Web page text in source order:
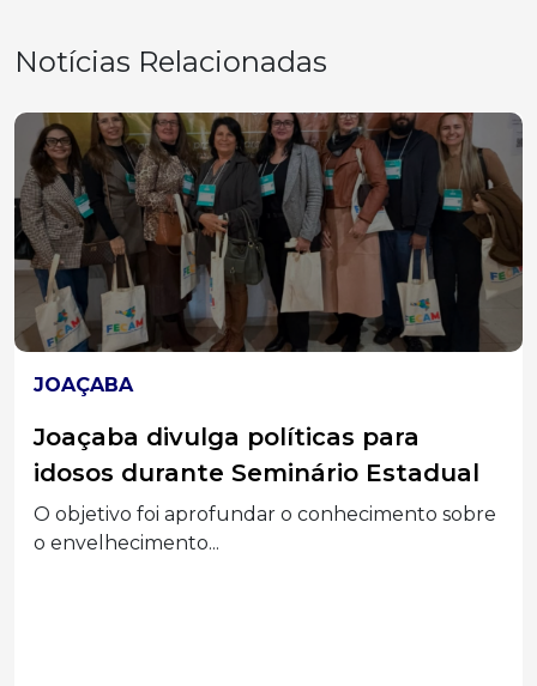
Notícias Relacionadas
HERVAL D'OESTE
Polícia Militar cumpre mandado de
prisão por furto qualificado em
Herval d’Oeste
Homem de 53 anos foi localizado durante